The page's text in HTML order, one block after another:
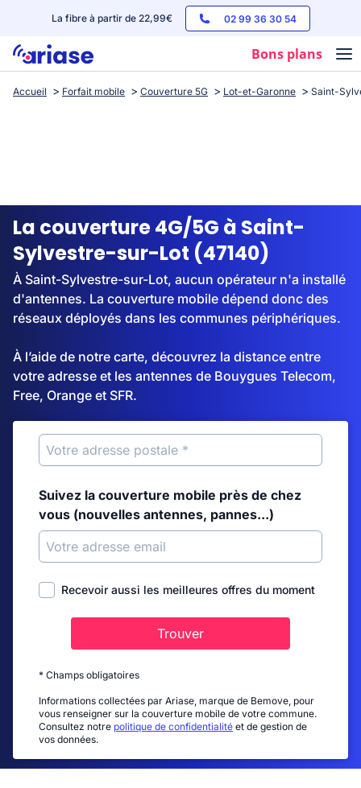
La fibre à partir de 22,99€ 02 99 36 30 54
Bons plans
Box internet
Streaming
Accueil Forfait mobile Couverture 5G Lot-et-Garonne Saint-
La couverture 4G/5G à Saint-
Sylvestre-sur-Lot (47140)
À Saint-Sylvestre-sur-Lot, aucun opérateur n'a installé
d'antennes. La couverture mobile dépend donc des
réseaux déployés dans les communes périphériques.
À l’aide de notre carte, découvrez la distance entre
votre adresse et les antennes de Bouygues Telecom,
Free, Orange et SFR.
Suivez la couverture mobile près de chez
vous (nouvelles antennes, pannes...)
Recevoir aussi les meilleures offres du moment
Trouver
* Champs obligatoires
Informations collectées par Ariase, marque de Bemove, pour
vous renseigner sur la couverture mobile de votre commune.
Consultez notre politique de confidentialité et de gestion de
vos données.